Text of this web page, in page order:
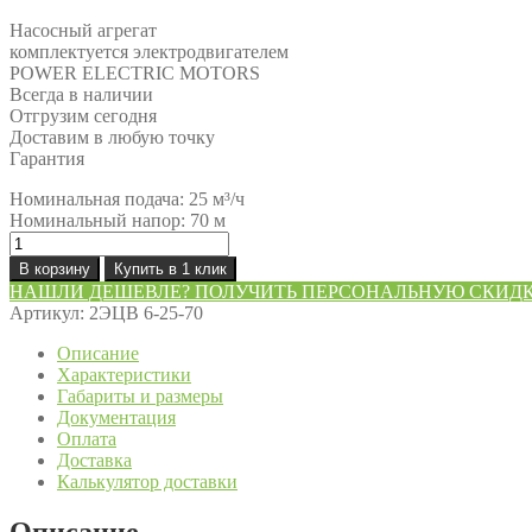
Насосный агрегат
комплектуется электродвигателем
POWER ELECTRIC MOTORS
Всегда в наличии
Отгрузим сегодня
Доставим в любую точку
Гарантия
Номинальная подача: 25 м³/ч
Номинальный напор: 70 м
Количество
товара
Насос
2ЭЦВ
6-
В корзину Купить в 1 клик
НАШЛИ ДЕШЕВЛЕ? ПОЛУЧИТЬ ПЕРСОНАЛЬНУЮ
Артикул: 2ЭЦВ 6-25-70
Описание
Характеристики
Габариты и размеры
Документация
Оплата
Доставка
Калькулятор доставки